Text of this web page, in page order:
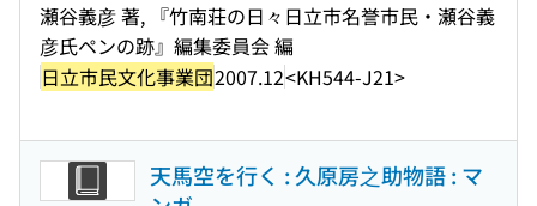
瀬谷義彦 著, 『竹南荘の日々日立市名誉市民・瀬谷義
彦氏ペンの跡』編集委員会 編
日立市民文化事業団2007.12<KH544-J21>
天馬空を行く : 久原房之助物語 : マ